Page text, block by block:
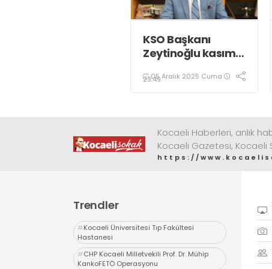
KSO Başkanı
Zeytinoğlu kasım
verilerini
05 Aralık 2025 Cuma
23:49
Kocaeli Haberleri, anlık
Kocaeli Gazetesi, Kocaeli
https://
Trendler
#Kocaeli Üniversitesi Tıp Fakültesi
Hastanesi
#CHP Kocaeli Milletvekili Prof. Dr. Mühip
KankoFETÖ Operasyonu